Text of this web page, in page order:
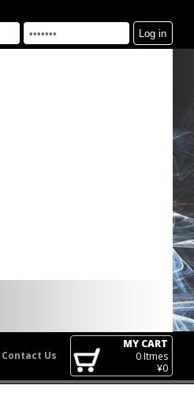
Contact Us
MY CART
0Itmes
¥0